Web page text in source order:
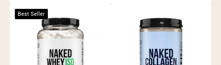
Best Seller